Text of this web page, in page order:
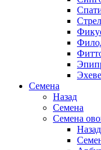
Семена
Назад
Семена
Семена
Назад